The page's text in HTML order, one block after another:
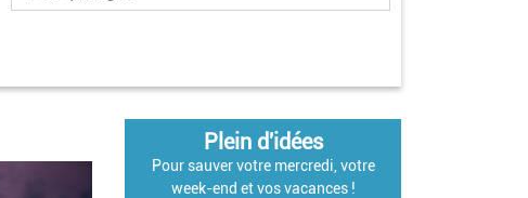
Plein d'idées
Pour sauver votre mercredi, votre
week-end et vos vacances !